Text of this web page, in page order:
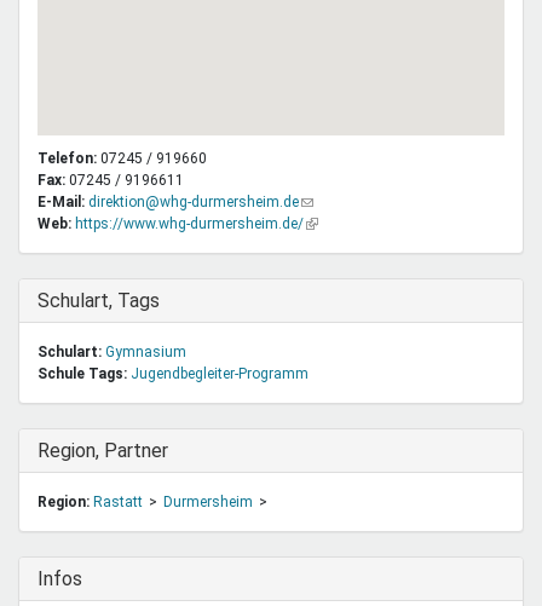
Telefon: 07245 / 919660
Fax: 07245 / 9196611
E-Mail: direktion@whg-durmersheim.de(Link
sendet
Web: https://www.whg-durmersheim.de/(Link
Ausblenden
Schulart, Tags
Schulart: Gymnasium
Schule Tags: Jugendbegleiter-Programm
Ausblenden
Region, Partner
Region: Rastatt Durmersheim
Ausblenden
Infos